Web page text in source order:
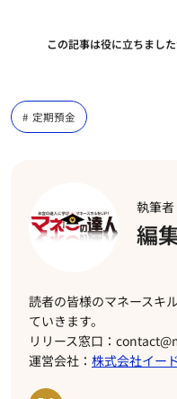
この記事は役に立ちました
定期預金
執筆
編
読者の皆様のマネースキ
ていきます。
リリース窓口：
運営会社： 株式会社イード